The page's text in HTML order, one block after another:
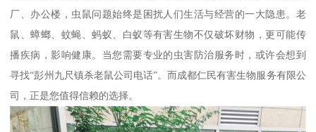
厂、办公楼，虫鼠问题始终是困扰人们生活与经营的一大隐患。老
鼠、蟑螂、蚊蝇、蚂蚁、白蚁等有害生物不仅破坏财物，更可能传
播疾病，影响健康。当您需要专业的虫害防治服务时，或许会想到
寻找“彭州九尺镇杀老鼠公司电话”。而成都仁民有害生物服务有限公
司，正是您值得信赖的选择。